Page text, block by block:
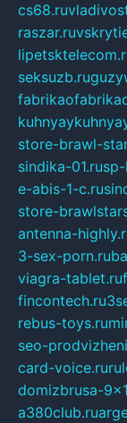
cs68.ru
raszar.ru
seksuzb.ru
store-brawl-
sindika-01.ru
e-abis-1-c.ru
store-
antenna-
3-sex-porn.ru
viagra-tablet.ru
fincontech.ru
rebus-toys.ru
seo-
card-voice.ru
domizbrusa-
a380club.ru